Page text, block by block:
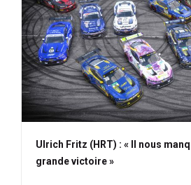
Ulrich Fritz (HRT) : « Il nous
grande victoire »